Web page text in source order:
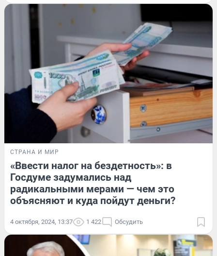
СТРАНА И МИР
«Ввести налог на бездетность»: в
Госдуме задумались над
радикальными мерами — чем это
объясняют и куда пойдут деньги?
4 октября, 2024, 13:37 1 422 Обсудить